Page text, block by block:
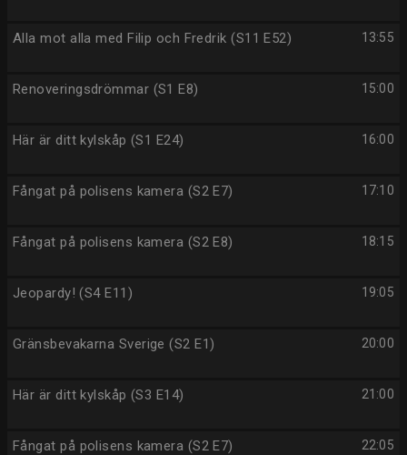
13:55
Alla mot alla med Filip och Fredrik (S11 E52)
15:00
Renoveringsdrömmar (S1 E8)
16:00
Här är ditt kylskåp (S1 E24)
17:10
Fångat på polisens kamera (S2 E7)
18:15
Fångat på polisens kamera (S2 E8)
19:05
Jeopardy! (S4 E11)
20:00
Gränsbevakarna Sverige (S2 E1)
21:00
Här är ditt kylskåp (S3 E14)
22:05
Fångat på polisens kamera (S2 E7)